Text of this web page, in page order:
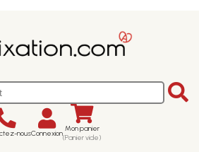
nousConnexion Mon panier
(Panier vide)